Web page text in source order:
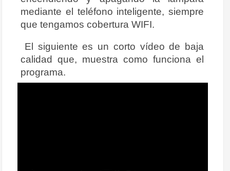
mediante el teléfono inteligente, siempre
que tengamos cobertura WIFI.
El siguiente es un corto vídeo de baja
calidad que, muestra como funciona el
programa.